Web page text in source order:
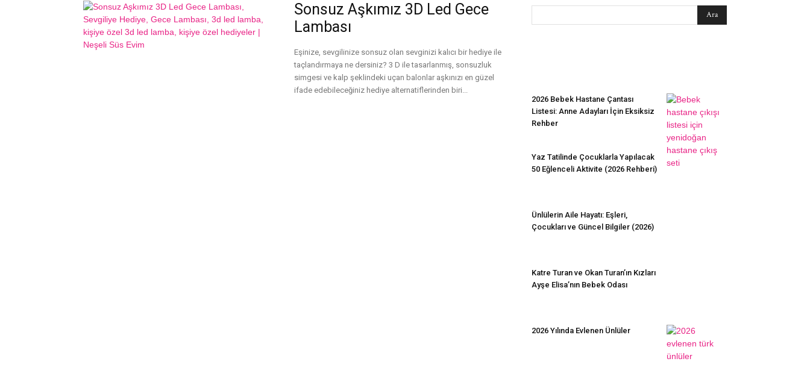
Sonsuz Aşkımız 3D Led Gece
Lambası
Eşinize, sevgilinize sonsuz olan sevginizi kalıcı bir hediye ile
taçlandırmaya ne dersiniz? 3 D ile tasarlanmış, sonsuzluk
simgesi ve kalp şeklindeki uçan balonlar aşkınızı en güzel
ifade edebileceğiniz hediye alternatiflerinden biri...
2026 Bebek Hastane Çantası
Listesi: Anne Adayları İçin Eksiksiz
Rehber
Yaz Tatilinde Çocuklarla Yapılacak
50 Eğlenceli Aktivite (2026 Rehberi)
Ünlülerin Aile Hayatı: Eşleri,
Çocukları ve Güncel Bilgiler (2026)
Katre Turan ve Okan Turan’ın Kızları
Ayşe Elisa’nın Bebek Odası
2026 Yılında Evlenen Ünlüler